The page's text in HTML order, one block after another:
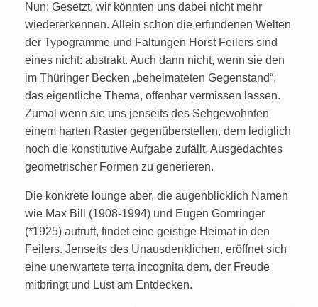
Nun: Gesetzt, wir könnten uns dabei nicht mehr
wiedererkennen. Allein schon die erfundenen Welten
der Typogramme und Faltungen Horst Feilers sind
eines nicht: abstrakt. Auch dann nicht, wenn sie den
im Thüringer Becken „beheimateten Gegenstand“,
das eigentliche Thema, offenbar vermissen lassen.
Zumal wenn sie uns jenseits des Sehgewohnten
einem harten Raster gegenüberstellen, dem lediglich
noch die konstitutive Aufgabe zufällt, Ausgedachtes
geometrischer Formen zu generieren.
Die konkrete lounge aber, die augenblicklich Namen
wie Max Bill (1908-1994) und Eugen Gomringer
(*1925) aufruft, findet eine geistige Heimat in den
Feilers. Jenseits des Unausdenklichen, eröffnet sich
eine unerwartete terra incognita dem, der Freude
mitbringt und Lust am Entdecken.